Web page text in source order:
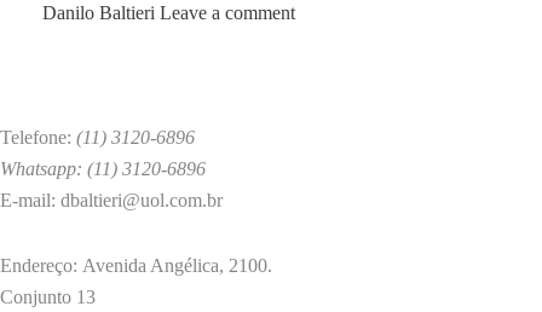
by
Danilo Baltieri Leave a comment
Telefone: (11) 3120-6896
Whatsapp: (11) 3120-6896
E-mail: dbaltieri@uol.com.br
Endereço: Avenida Angélica, 2100.
Conjunto 13